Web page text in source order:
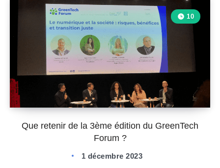
Que retenir de la 3ème édition du GreenTech
Forum ?
10
1 décembre 2023